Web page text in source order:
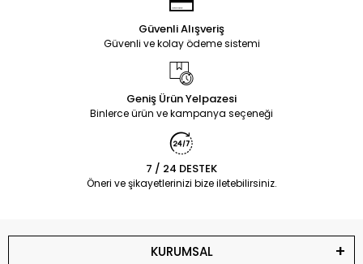
Güvenli Alışveriş
Güvenli ve kolay ödeme sistemi
Geniş Ürün Yelpazesi
Binlerce ürün ve kampanya seçeneği
7 / 24 DESTEK
Öneri ve şikayetlerinizi bize iletebilirsiniz.
KURUMSAL